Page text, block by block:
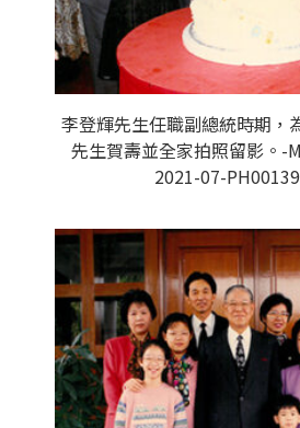
李登輝先生任職副總統時期，
先生賀壽並全家拍照留影。-
2021-07-